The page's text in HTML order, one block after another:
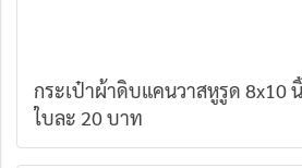
กระเป๋าผ้าดิบแคนวาสหูรูด 8x10
ใบละ 20 บาท